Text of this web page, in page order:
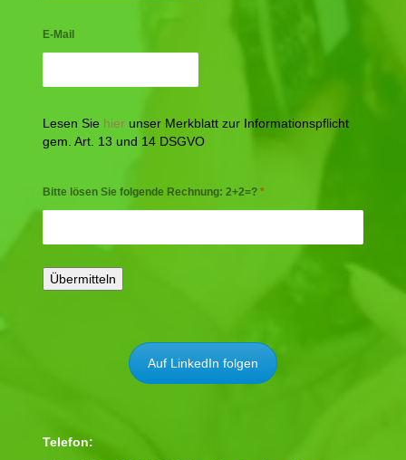
E-Mail
Lesen Sie hier unser Merkblatt zur Informationspflicht
gem. Art. 13 und 14 DSGVO
Bitte lösen Sie folgende Rechnung: 2+2=? *
Auf LinkedIn folgen
Telefon: